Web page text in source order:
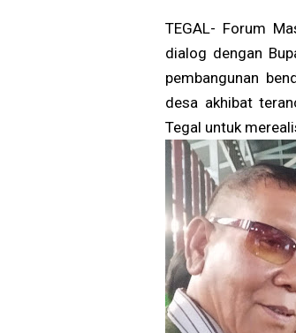
TEGAL- Forum
dialog dengan
pembangunan
desa akhibat
Tegal untuk